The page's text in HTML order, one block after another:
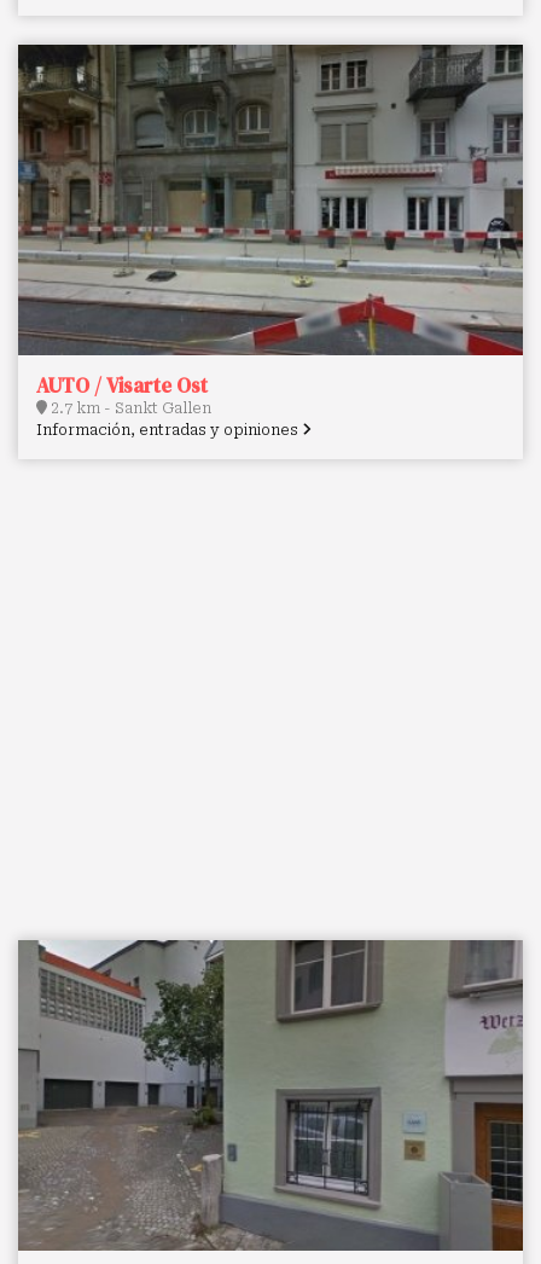
AUTO / Visarte Ost
2.7 km - Sankt Gallen
Información, entradas y opiniones